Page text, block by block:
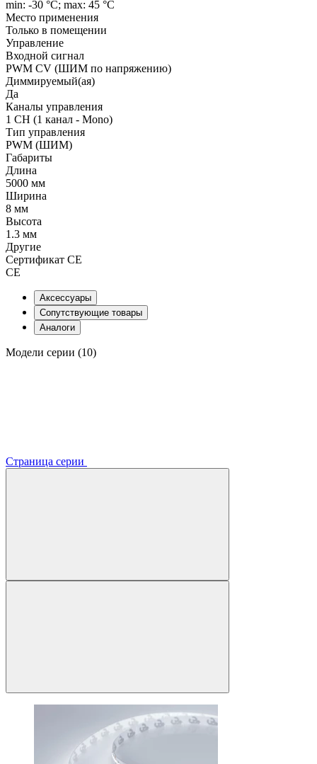
min: -30 °C; max: 45 °C
Место применения
Только в помещении
Управление
Входной сигнал
PWM СV (ШИМ по напряжению)
Диммируемый(ая)
Да
Каналы управления
1 CH (1 канал - Mono)
Тип управления
PWM (ШИМ)
Габариты
Длина
5000 мм
Ширина
8 мм
Высота
1.3 мм
Другие
Сертификат CE
CE
Аксессуары
Сопутствующие товары
Аналоги
Модели серии (10)
Страница серии